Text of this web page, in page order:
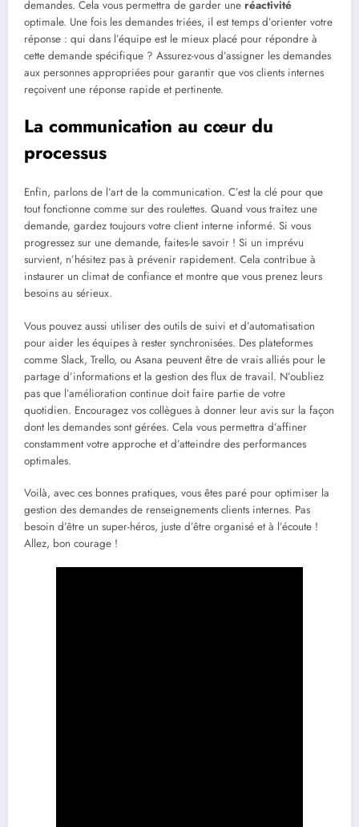
demandes. Cela vous permettra de garder une réactivité
optimale. Une fois les demandes triées, il est temps d’orienter votre
réponse : qui dans l’équipe est le mieux placé pour répondre à
cette demande spécifique ? Assurez-vous d’assigner les demandes
aux personnes appropriées pour garantir que vos clients internes
reçoivent une réponse rapide et pertinente.
La communication au cœur du
processus
Enfin, parlons de l’art de la communication. C’est la clé pour que
tout fonctionne comme sur des roulettes. Quand vous traitez une
demande, gardez toujours votre client interne informé. Si vous
progressez sur une demande, faites-le savoir ! Si un imprévu
survient, n’hésitez pas à prévenir rapidement. Cela contribue à
instaurer un climat de confiance et montre que vous prenez leurs
besoins au sérieux.
Vous pouvez aussi utiliser des outils de suivi et d’automatisation
pour aider les équipes à rester synchronisées. Des plateformes
comme Slack, Trello, ou Asana peuvent être de vrais alliés pour le
partage d’informations et la gestion des flux de travail. N’oubliez
pas que l’amélioration continue doit faire partie de votre
quotidien. Encouragez vos collègues à donner leur avis sur la façon
dont les demandes sont gérées. Cela vous permettra d’affiner
constamment votre approche et d’atteindre des performances
optimales.
Voilà, avec ces bonnes pratiques, vous êtes paré pour optimiser la
gestion des demandes de renseignements clients internes. Pas
besoin d’être un super-héros, juste d’être organisé et à l’écoute !
Allez, bon courage !